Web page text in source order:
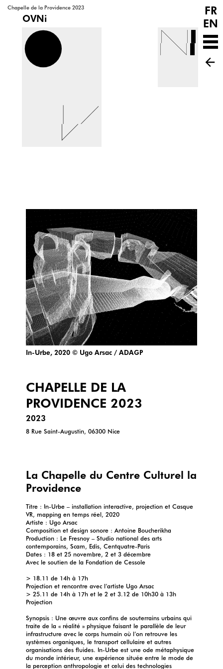
Chapelle de la Providence 2023
OVNi
FR
EN
In-Urbe, 2020 © Ugo Arsac / ADAGP
CHAPELLE DE LA
PROVIDENCE 2023
2023
8 Rue Saint-Augustin, 06300 Nice
La Chapelle du Centre Culturel la
Providence
Titre : In-Urbe – installation interactive, projection et Casque
VR, mapping en temps réel, 2020
Artiste : Ugo Arsac
Composition et design sonore : Antoine Boucherikha
Production : Le Fresnoy – Studio national des arts
contemporains, Scam, Edis, Centquatre-Paris
Dates : 18 et 25 novembre, 2 et 3 décembre
Avec le soutien de la Fondation de Cessole
> 18.11 de 14h à 17h
Projection et rencontre avec l’artiste Ugo Arsac
> 25.11 de 14h à 17h et le 2 et 3.12 de 10h30 à 13h
Projection
Synopsis : Une œuvre aux confins de souterrains urbains qui
traite de la « réalité » physique faisant le parallèle de leur
infrastructure avec le corps humain où l’on retrouve les
systèmes organiques, le transport cellulaire et autres
organisations des fluides. In-Urbe est une ode métaphysique
du monde intérieur, une expérience située entre le mode de
la perception anthropologie et celui des technologies